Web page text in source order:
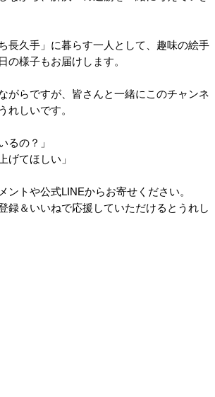
長久手」に暮らす一人として、趣味の絵手
の様子もお届けします。
がらですが、皆さんと一緒にこのチャンネ
れしいです。
るの？」
げてほしい」
ントや公式LINEからお寄せください。
録＆いいねで応援していただけるとうれし